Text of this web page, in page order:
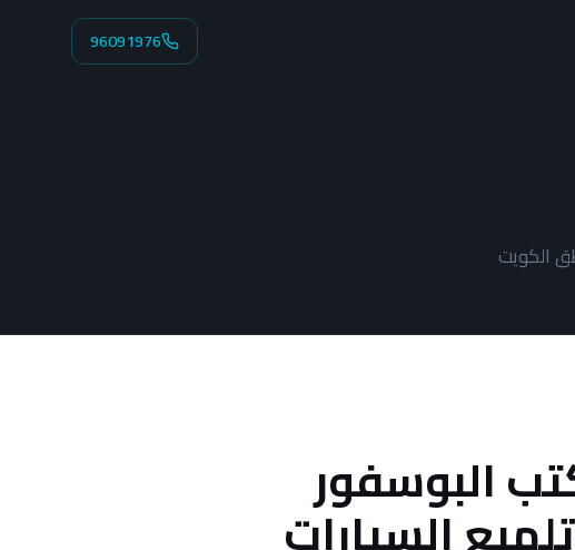
96091976
الكويت
البوسفور